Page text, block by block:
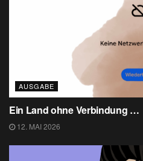
AUSGABE
Ein Land ohne Verbindung …
12. MAI 2026